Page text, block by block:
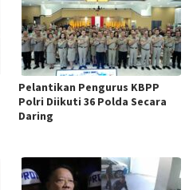
Pelantikan Pengurus KBPP
Polri Diikuti 36 Polda Secara
Daring